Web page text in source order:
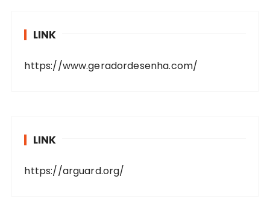
LINK
https://www.geradordesenha.com/
LINK
https://arguard.org/